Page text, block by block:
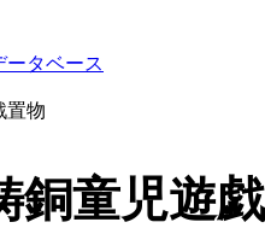
ータベース
置物
童児遊